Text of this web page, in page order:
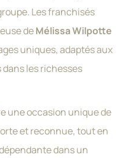
Les franchisés
deMélissa Wilpotte
uniques, adaptés aux
les richesses
une occasion unique de
et reconnue, tout en
dans un